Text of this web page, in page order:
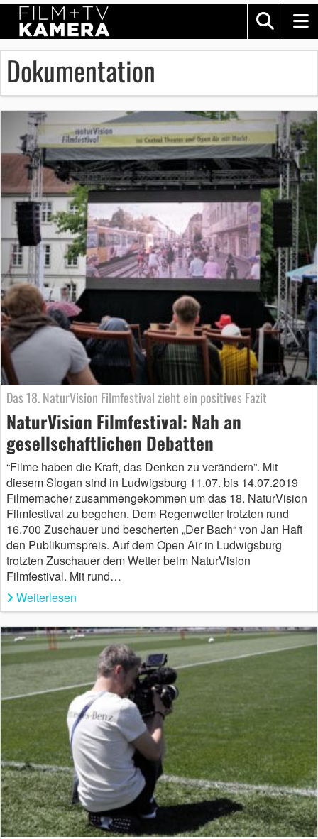
Dokumentation
Das 18. NaturVision Filmfestival zieht ein positives Fazit
NaturVision Filmfestival: Nah an
gesellschaftlichen Debatten
“Filme haben die Kraft, das Denken zu verändern”. Mit
diesem Slogan sind in Ludwigsburg 11.07. bis 14.07.2019
Filmemacher zusammengekommen um das 18. NaturVision
Filmfestival zu begehen. Dem Regenwetter trotzten rund
16.700 Zuschauer und bescherten „Der Bach“ von Jan Haft
den Publikumspreis. Auf dem Open Air in Ludwigsburg
trotzten Zuschauer dem Wetter beim NaturVision
Filmfestival. Mit rund…
Weiterlesen